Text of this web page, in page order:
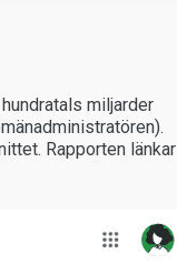
miljarder
Rapporten länkar